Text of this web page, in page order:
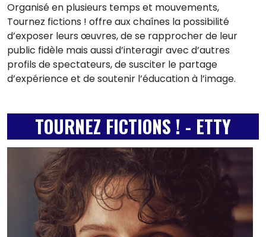
Organisé en plusieurs temps et mouvements,
Tournez fictions ! offre aux chaînes la possibilité
d’exposer leurs œuvres, de se rapprocher de leur
public fidèle mais aussi d’interagir avec d’autres
profils de spectateurs, de susciter le partage
d’expérience et de soutenir l’éducation à l’image.
TOURNEZ FICTIONS ! - ETTY